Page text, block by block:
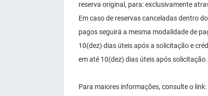
reserva original, para: exclusivamente
Em caso de reservas canceladas dentro
pagos seguirá a mesma modalidade de
10(dez) dias úteis após a solicitação e
em até 10(dez) dias úteis após solicitação.
Para maiores informações, consulte o link: